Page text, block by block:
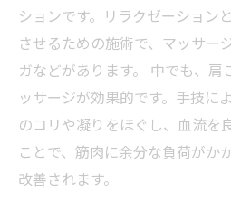
ションです。リラクゼーション
させるための施術で、マッサー
ガなどがあります。 中でも、
ッサージが効果的です。手技に
のコリや凝りをほぐし、血流を
ことで、筋肉に余分な負荷がか
改善されます。